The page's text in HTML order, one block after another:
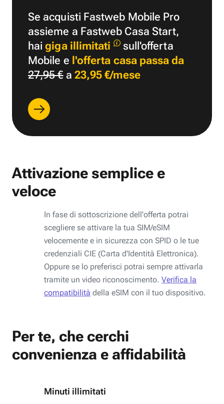
Se acquisti Fastweb Mobile Pro
assieme a Fastweb Casa Start,
haigiga illimitati
sull'offerta
Mobile e l'offerta casa passa da
27,95 €a 23,95 €/mese
Attivazione semplice e
veloce
In fase di sottoscrizione dell'offerta potrai
scegliere se attivare la tua SIM/eSIM
velocemente e in sicurezza con SPID o le tue
credenziali CIE (Carta d'Identità Elettronica).
Oppure se lo preferisci potrai sempre attivarla
tramite un video riconoscimento. Verifica la
compatibilità della eSIM con il tuo dispositivo.
Per te, che cerchi
convenienza e affidabilità
Minuti illimitati